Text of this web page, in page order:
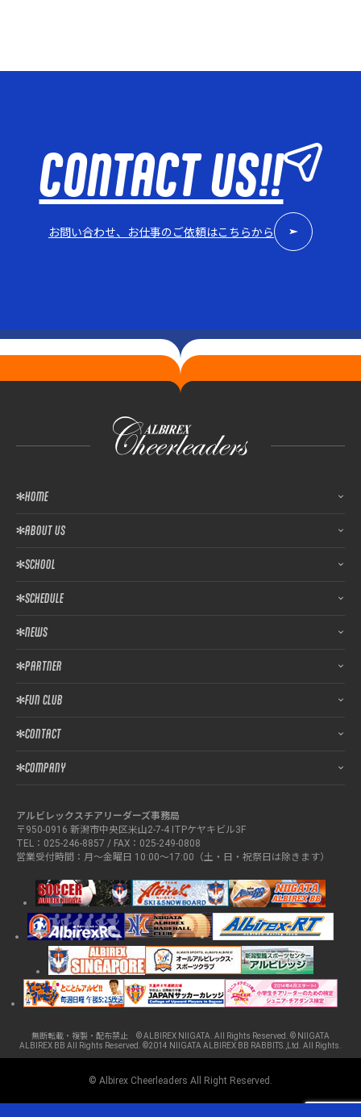
CONTACT US!!
お問い合わせ、お仕事のご依頼はこちらから
HOME
ABOUT US
SCHOOL
SCHEDULE
NEWS
PARTNER
FUN CLUB
CONTACT
COMPANY
アルビレックスチアリーダーズ事務局
〒950-0916 新潟市中央区米山2-7-4 ITPケヤキビル3F
TEL：025-246-8857 / FAX：025-249-0808
営業受付時間：月～金曜日 10:00～17:00（土・日・祝祭日は除きます）
無断転載・複製・配布禁止 © ALBIREX NIIGATA. All Rights Reserved. © NIIGATA
ALBIREX BB All Rights Reserved. ©2014 NIIGATA ALBIREX BB RABBITS.,Ltd. All Rights.
© Albirex Cheerleaders All Right Reserved.